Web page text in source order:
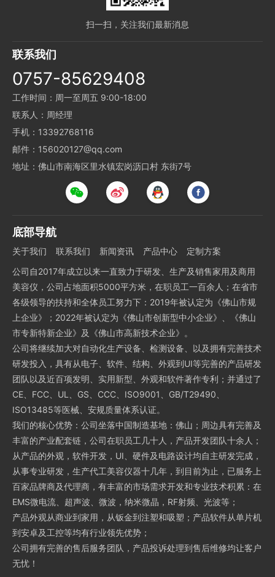
扫一扫，关注我们最新消息
联系我们
0757-85629408
工作时间：周一至周五 9:00-18:00
联系人：周经理
手机：13392768116
邮件：156020127@qq.com
地址：佛山市南海区里水镇宏岗沥口村 东街7号
底部导航
关于我们 联系我们 新闻资讯 产品中心
定制方案
公司自2017年成立以来一直致力于研发、生产及销售家用及商用
美容仪，公司占地面积5000平方米，在职员工一百余人；在省市
各级领导的扶持和全体员工努力下：2019年被认定为《佛山市规
上企业》；2022年被认定为《佛山市创新型中小企业》、《佛山
市专新特新企业》及《佛山市高新技术企业》。
公司将继续加大对自动化生产设备、检测设备、以及拥有完善技术
研发投入，具有从电子、软件、结构、外观到UI等完善的产品研发
团队以及近百项发明、实用新型、外观和软件著作专利；并通过了
CE、FCC、UL、GS、CCC、ISO9001、GB/T29490、
ISO13485等医械、安规质量体系认证。
我们的核心优势：公司坐落中国制造基地：佛山；周边具有完善及
丰富的产业配套链，公司在职员工几十人，产品开发团队十余人；
从产品的外观，软件开发，UI、硬件及电路设计均自主研发完成，
从事专业研发，生产代工美容仪器十几年，到目前为止，已服务上
百家品牌商及代理商，有丰富的市场需求开发和专业技术积累：在
EMS微电流、超声波、微波，纳米微晶，RF射频、光波等；
产品外观从商业到家用，从钣金到注塑和吸塑；产品软件从单片机
到安卓及工控等均有行业领先优势；
公司拥有完善的售后服务团队，产品投诉处理到售后维修均让客户
无忧！